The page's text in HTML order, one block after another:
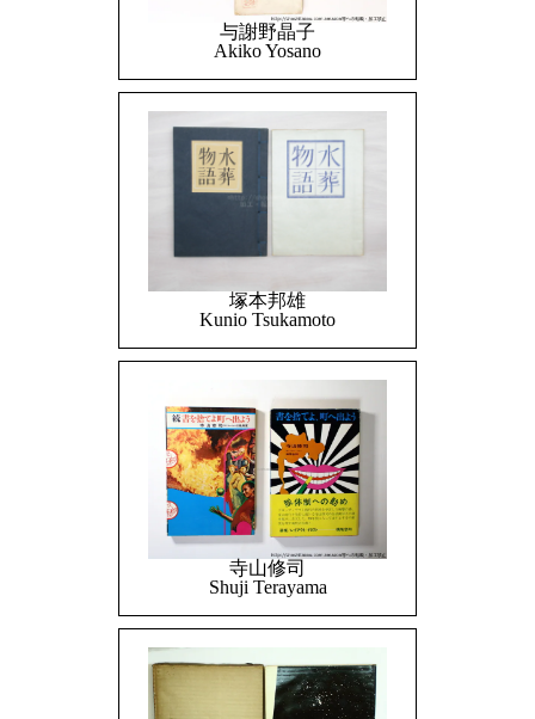
与謝野晶子
Akiko Yosano
塚本邦雄
Kunio Tsukamoto
寺山修司
Shuji Terayama